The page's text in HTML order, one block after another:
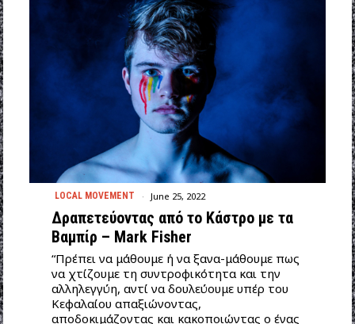
LOCAL MOVEMENT June 25, 2022
Δραπετεύοντας από το Κάστρο με τα
Βαμπίρ – Mark Fisher
“Πρέπει να μάθουμε ή να ξανα-μάθουμε πως
να χτίζουμε τη συντροφικότητα και την
αλληλεγγύη, αντί να δουλεύουμε υπέρ του
Κεφαλαίου απαξιώνοντας,
αποδοκιμάζοντας και κακοποιώντας ο ένας